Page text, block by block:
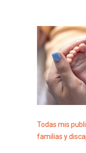
Todas mis
familias y